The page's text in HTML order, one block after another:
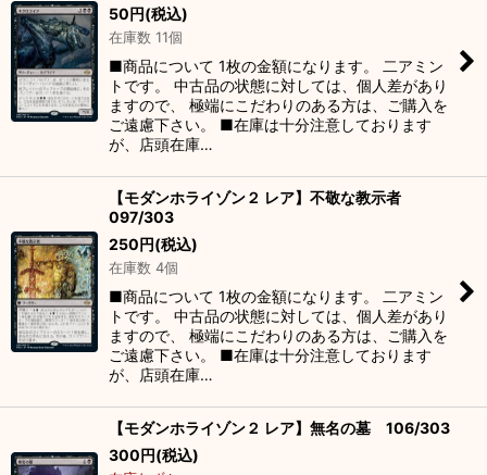
50円(税込)
在庫数 11個
■商品について 1枚の金額になります。 二アミン
トです。 中古品の状態に対しては、個人差があり
ますので、 極端にこだわりのある方は、ご購入を
ご遠慮下さい。 ■在庫は十分注意しております
が、店頭在庫…
【モダンホライゾン２ レア】不敬な教示者
097/303
250円(税込)
在庫数 4個
■商品について 1枚の金額になります。 二アミン
トです。 中古品の状態に対しては、個人差があり
ますので、 極端にこだわりのある方は、ご購入を
ご遠慮下さい。 ■在庫は十分注意しております
が、店頭在庫…
【モダンホライゾン２ レア】無名の墓 106/303
300円(税込)